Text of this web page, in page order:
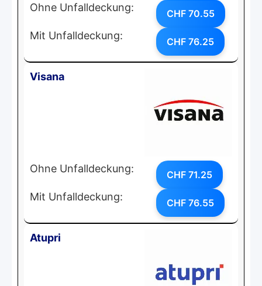
Ohne Unfalldeckung: CHF 70.55
Mit Unfalldeckung: CHF 76.25
Visana
Ohne Unfalldeckung: CHF 71.25
Mit Unfalldeckung: CHF 76.55
Atupri